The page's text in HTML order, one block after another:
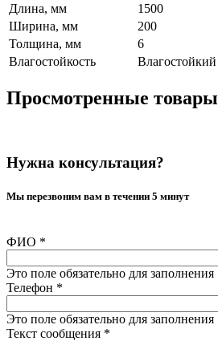
Длина, мм
1500
Ширина, мм
200
Толщина, мм
6
Влагостойкость
Влагостойкий
Просмотренные товары
Нужна консультация?
Мы перезвоним вам в течении 5 минут
ФИО *
Это поле обязательно для заполнения
Телефон *
Это поле обязательно для заполнения
Текст сообщения *